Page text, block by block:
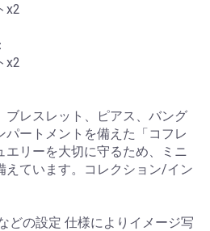
x2
x2
レスレット、ピアス、バング
パートメントを備えた「コフレ
エリーを大切に守るため、ミニ
えています。コレクション/イン
どの設定 仕様によりイメージ写